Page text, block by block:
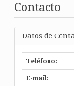
Contacto
Datos de
Teléfono:
E-mail: